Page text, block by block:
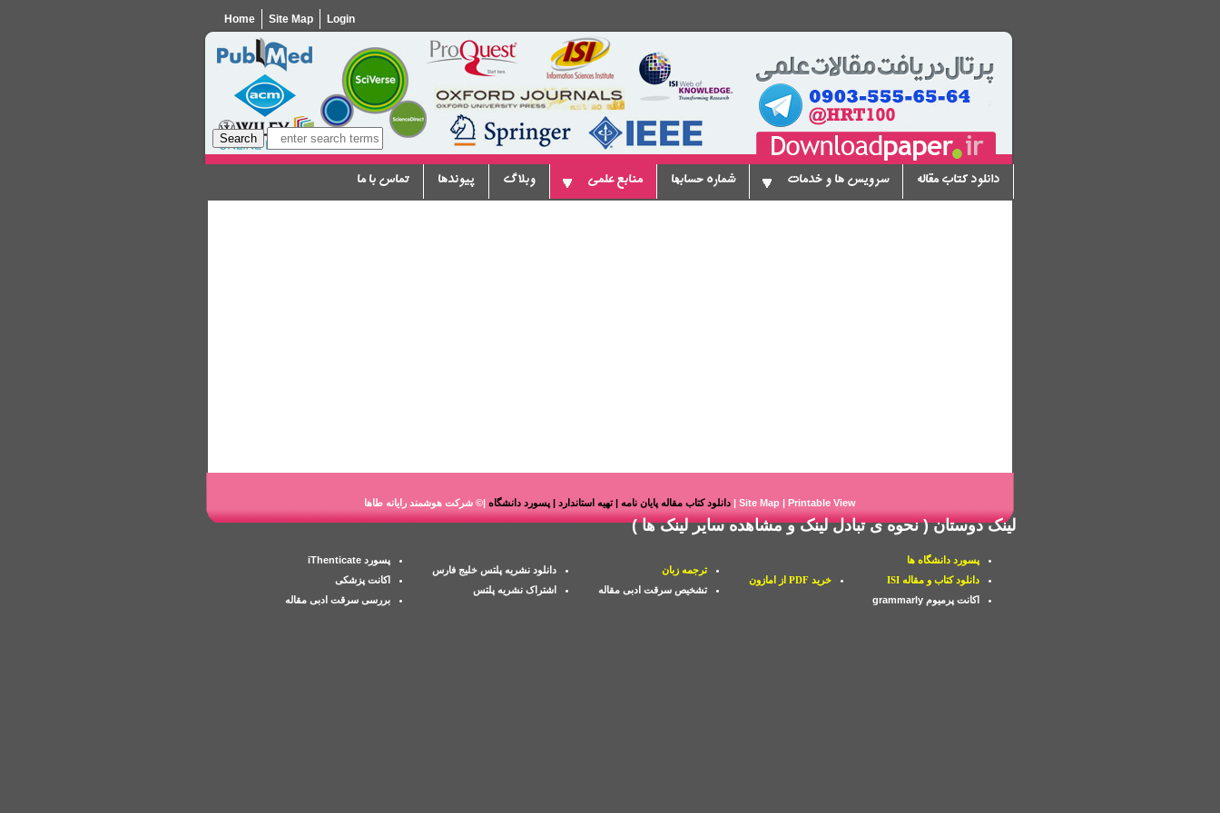
Home Site Map Login
دانلود کتاب مقاله سرویس ها و خدمات شماره حسابها منابع علمی وبلاگ پیوندها تماس با ما
Site Map | Printable View
| دانلود کتاب مقاله پایان نامه | تهیه استاندارد | پسورد دانشگاه |© شرکت هوشمند رایانه طاها
لینک دوستان( نحوه یتبادل لینکومشاهده سایر لینک ها )
پسورد دانشگاه ها
دانلود کتاب و مقاله ISI
اکانت پرمیوم grammarly
خرید PDF از امازون
ترجمه زبان
تشخیص سرقت ادبی مقاله
دانلود نشریه پلتس خلیج فارس
اشتراک نشریه پلتس
پسورد iThenticate
اکانت پزشکی
بررسی سرقت ادبی مقاله